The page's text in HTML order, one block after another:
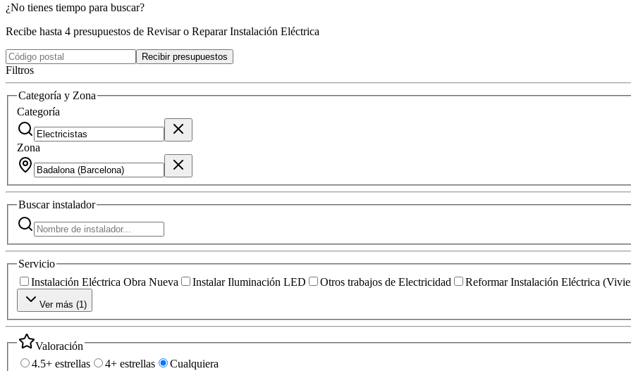
¿No tienes tiempo para buscar?
Recibe hasta 4 presupuestos de Revisar o Reparar Instalación Eléctrica
Recibir presupuestos
Filtros
Categoría y Zona
Categoría
Zona
Buscarinstalador
Servicio
Instalación Eléctrica Obra Nueva
Instalar Iluminación LED Otros trabajos de Electricidad Reformar Instalación Eléctrica
Ver más (1)
Valoración
4.5+ estrellas
4+ estrellas Cualquiera